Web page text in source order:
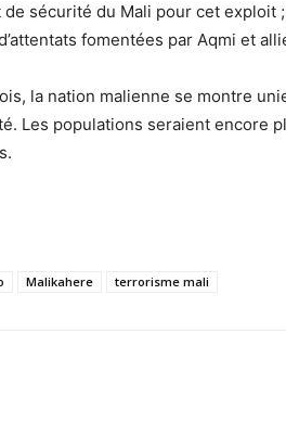
sécurité du Mali pour cet exploit
fomentées par Aqmi et
la nation malienne se montre
Les populations seraient encore
Malikahere terrorisme mali